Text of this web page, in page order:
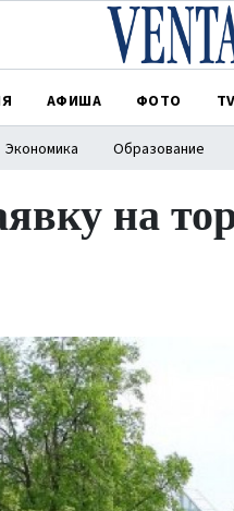
АФИША ФОТО TV
Экономика Образование
на